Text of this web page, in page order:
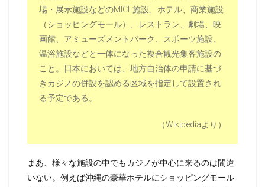
場・展示施設などのMICE施設、ホテル、商業施設
（ショッピングモール）、レストラン、劇場、映
画館、アミューズメントパーク、スポーツ施設、
温浴施設などと一体になった複合観光集客施設の
こと。日本においては、地方自治体の申請に基づ
きカジノの併設を認める区域を指定して設置され
る予定である。
（Wikipediaより）
まあ、様々な施設の中でもカジノが中心に来るのは間違
いない。例えば沖縄の豪華ホテルにショッピングモール